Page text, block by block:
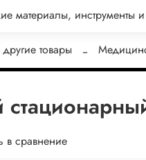
материалы, инструменты
товары
в сравнение